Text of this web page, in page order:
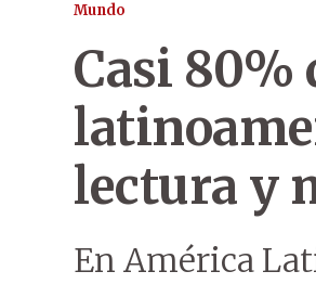
Mundo
Casi 80%
lectura y
En América